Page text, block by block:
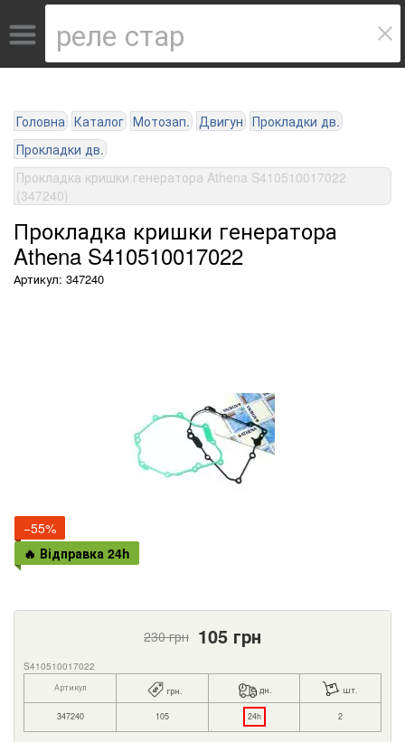
Головна Каталог Мотозап. Двигун Прокладки дв.
Прокладки дв.
Прокладка кришки генератора Athena S410510017022
(347240)
Прокладка кришки генератора
Athena S410510017022
Артикул: 347240
−55%
🔥 Відправка 24h
230грн 105 грн
S410510017022
Артикул грн. дн. шт.
347240 105 24h 2